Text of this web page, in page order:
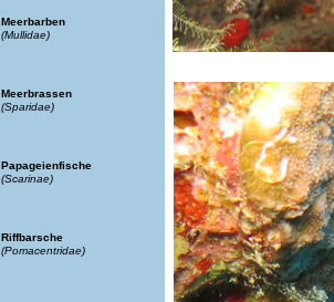
Meerbarben
(Mullidae)
Meerbrassen
(Sparidae)
Papageienfische
(Scarinae)
Riffbarsche
(Pomacentridae)